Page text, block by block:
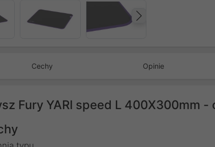
Cechy Opinie
Fury YARI speed L 400X300mm -